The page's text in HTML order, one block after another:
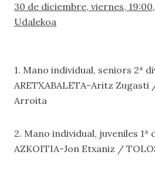
30 de diciembre, viernes,
Udalekoa
1. Mano individual, seniors 2ª
ARETXABALETA-Aritz
Arroita
2. Mano individual, juveniles 1ª
AZKOITIA-Jon Etxaniz /